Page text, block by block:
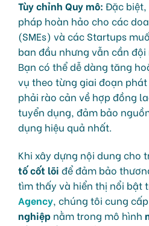
Tùy chỉnh Quy mô: Đặc biệt,
pháp hoàn hảo cho các
(SMEs) và các Startups
ban đầu nhưng vẫn cần
Bạn có thể dễ dàng tăng
vụ theo từng giai đoạn
phải rào cản về hợp đồng
tuyển dụng, đảm bảo
dụng hiệu quả nhất.
Khi xây dựng nội dung cho
tố cốt lõi để đảm bảo
tìm thấy và hiển thị nổi bật
Agency, chúng tôi cung cấp
nghiệp nằm trong mô hình